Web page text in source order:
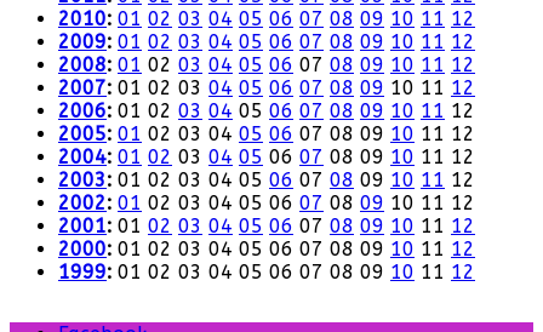
2010: 01 02 03 04 05 06 07 08 09 10 11 12
2009: 01 02 03 04 05 06 07 08 09 10 11 12
2008: 01 02 03 04 05 06 07 08 09 10 11 12
2007: 01 02 03 04 05 06 07 08 09 10 11 12
2006: 01 02 03 04 05 06 07 08 09 10 11 12
2005: 01 02 03 04 05 06 07 08 09 10 11 12
2004: 01 02 03 04 05 06 07 08 09 10 11 12
2003: 01 02 03 04 05 06 07 08 09 10 11 12
2002: 01 02 03 04 05 06 07 08 09 10 11 12
2001: 01 02 03 04 05 06 07 08 09 10 11 12
2000: 01 02 03 04 05 06 07 08 09 10 11 12
1999: 01 02 03 04 05 06 07 08 09 10 11 12